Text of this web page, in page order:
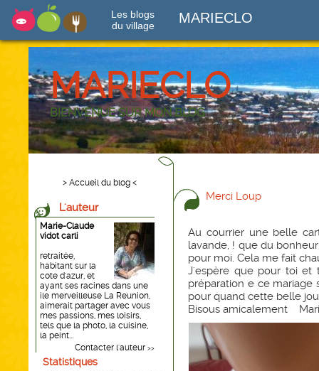
Les blogs
du village
MARIECLO
MARIECLO
BIENVENUE SUR MON BLOG
> Accueil du blog <
L'auteur
Marie-Claude
vidot carli
retraitée,
habitant sur la
cote d'azur, et
ayant ses racines dans une
ile merveilleuse La Reunion,
aimerait partager avec vous
mes passions, mes loisirs,
tels que la photo, la cuisine,
la peint...
Contacter l'auteur >>
Statistiques
Merci Loup
Au courrier une belle
lavande, ! que du
pour moi. Cela me fait
J'espère que pour toi
préparation e ce mariage
pour quand cette belle
Bisous amicalement